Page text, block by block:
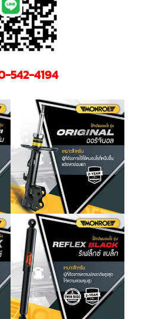
542-4194